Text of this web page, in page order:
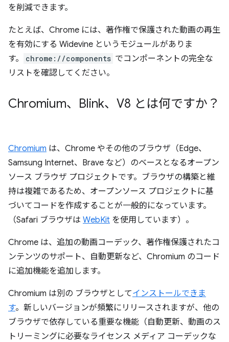
を削減できます。
たとえば、Chrome には、著作権で保護された動画の再生
を有効にする Widevine というモジュールがありま
す。
chrome://components でコンポーネントの完全な
リストを確認してください。
Chromium、Blink、V8 とは何ですか？
Chromium は、Chrome やその他のブラウザ（Edge、
Samsung Internet、Brave など）のベースとなるオープン
ソース ブラウザ プロジェクトです。ブラウザの構築と維
持は複雑であるため、オープンソース プロジェクトに基
づいてコードを作成することが一般的になっています。
（Safari ブラウザは WebKit を使用しています）。
Chrome は、追加の動画コーデック、著作権保護されたコ
ンテンツのサポート、自動更新など、Chromium のコード
に追加機能を追加します。
Chromium は別の ブラウザとしてインストールできま
す。新しいバージョンが頻繁にリリースされますが、他の
ブラウザで依存している重要な機能（自動更新、動画のス
トリーミングに必要なライセンス メディア コーデックな